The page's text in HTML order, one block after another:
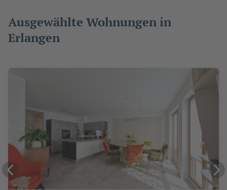
Ausgewählte Wohnungen in
Erlangen